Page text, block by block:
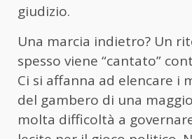
giudizio.
Una marcia indietro? Un
spesso viene “cantato”
Ci si affanna ad elencare i
del gambero di una
molta difficoltà a